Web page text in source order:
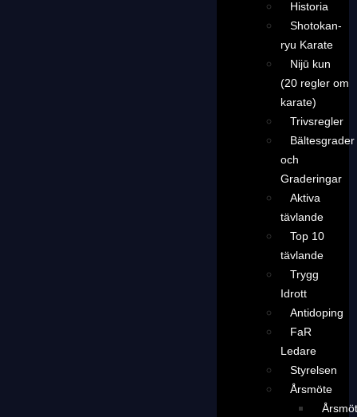
Historia
Shotokan-
ryu Karate
Nijū kun
(20 regler om
karate)
Trivsregler
Bältesgrader
och
Graderingar
Aktiva
tävlande
Top 10
tävlande
Trygg
Idrott
Antidoping
FaR
Ledare
Styrelsen
Årsmöte